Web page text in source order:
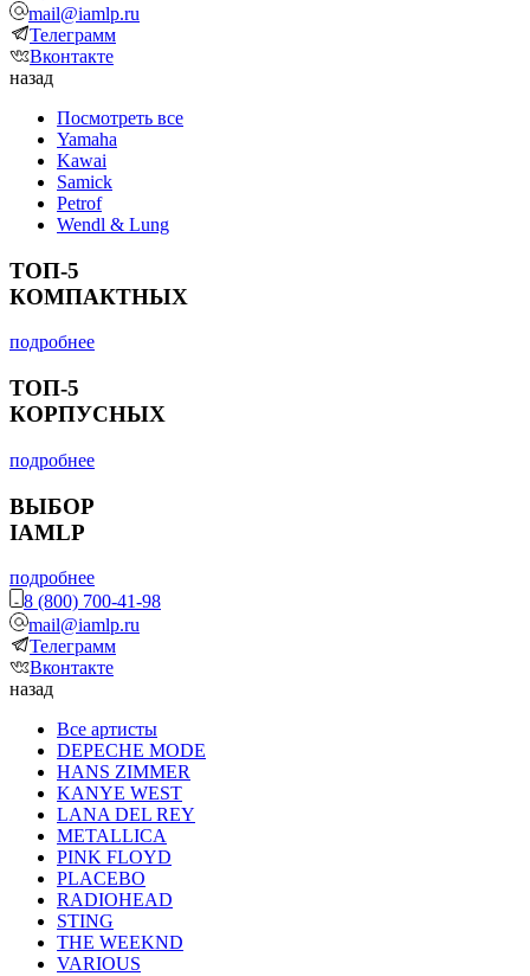
mail@iamlp.ru
Телеграмм
Вконтакте
назад
Посмотреть все
Yamaha
Kawai
Samick
Petrof
Wendl & Lung
ТОП-5
КОМПАКТНЫХ
подробнее
ТОП-5
КОРПУСНЫХ
подробнее
ВЫБОР
IAMLP
подробнее
8 (800) 700-41-98
mail@iamlp.ru
Телеграмм
Вконтакте
назад
Все артисты
DEPECHE MODE
HANS ZIMMER
KANYE WEST
LANA DEL REY
METALLICA
PINK FLOYD
PLACEBO
RADIOHEAD
STING
THE WEEKND
VARIOUS